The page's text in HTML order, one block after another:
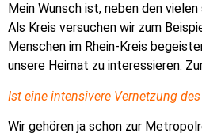
Mein Wunsch ist, neben den
Als Kreis versuchen wir zum
Menschen im Rhein-Kreis
unsere Heimat zu interessieren.
Ist eine intensivere Vernetzung
Wir gehören ja schon zur